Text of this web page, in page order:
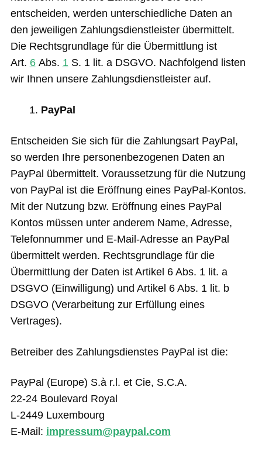
entscheiden, werden unterschiedliche Daten an
den jeweiligen Zahlungsdienstleister übermittelt.
Die Rechtsgrundlage für die Übermittlung ist
Art. 6Abs. 1 S. 1 lit. a DSGVO. Nachfolgend listen
wir Ihnen unsere Zahlungsdienstleister auf.
PayPal
Entscheiden Sie sich für die Zahlungsart PayPal,
so werden Ihre personenbezogenen Daten an
PayPal übermittelt. Voraussetzung für die Nutzung
von PayPal ist die Eröffnung eines PayPal-Kontos.
Mit der Nutzung bzw. Eröffnung eines PayPal
Kontos müssen unter anderem Name, Adresse,
Telefonnummer und E-Mail-Adresse an PayPal
übermittelt werden. Rechtsgrundlage für die
Übermittlung der Daten ist Artikel 6 Abs. 1 lit. a
DSGVO (Einwilligung) und Artikel 6 Abs. 1 lit. b
DSGVO (Verarbeitung zur Erfüllung eines
Vertrages).
Betreiber des Zahlungsdienstes PayPal ist die:
PayPal (Europe) S.à r.l. et Cie, S.C.A.
22-24 Boulevard Royal
L-2449 Luxembourg
E-Mail: impressum@paypal.com